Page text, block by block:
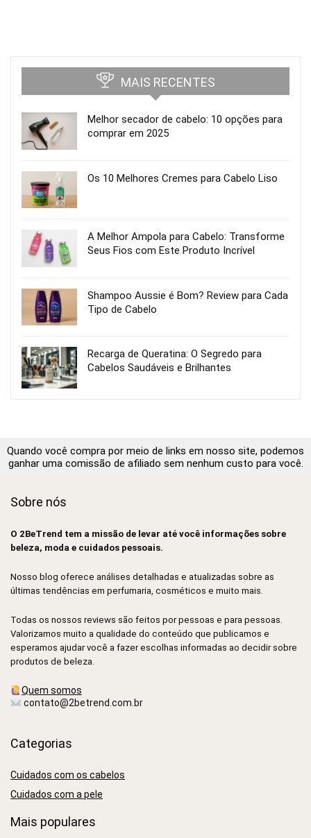
MAIS RECENTES
Melhor secador de cabelo: 10 opções para
comprar em 2025
Os 10 Melhores Cremes para Cabelo Liso
A Melhor Ampola para Cabelo: Transforme
Seus Fios com Este Produto Incrível
Shampoo Aussie é Bom? Review para Cada
Tipo de Cabelo
Recarga de Queratina: O Segredo para
Cabelos Saudáveis e Brilhantes
Quando você compra por meio de links em nosso site, podemos
ganhar uma comissão de afiliado sem nenhum custo para você.
Sobre nós
O 2BeTrend tem a missão de levar até você informações sobre
beleza, moda e cuidados pessoais.
Nosso blog oferece análises detalhadas e atualizadas sobre as
últimas tendências em perfumaria, cosméticos e muito mais.
Todas os nossos reviews são feitos por pessoas e para pessoas.
Valorizamos muito a qualidade do conteúdo que publicamos e
esperamos ajudar você a fazer escolhas informadas ao decidir sobre
produtos de beleza.
Quem somos
contato@2betrend.com.br
Categorias
Cuidados com os cabelos
Cuidados com a pele
Mais populares